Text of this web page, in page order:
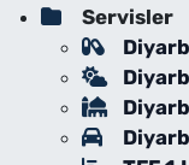
Servisler